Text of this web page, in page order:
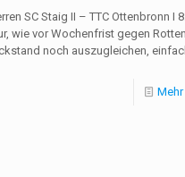
SC Staig II – TTC Ottenbronn I
wie vor Wochenfrist gegen
noch auszugleichen,